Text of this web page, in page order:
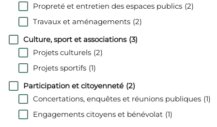
Propreté et entretien des espaces publics (2)
Travaux et aménagements (2)
Culture, sport et associations (3)
Projets culturels (2)
Projets sportifs (1)
Participation et citoyenneté (2)
Concertations, enquêtes et réunions publiques (1)
Engagements citoyens et bénévolat (1)